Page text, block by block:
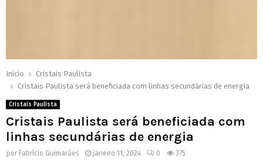
Inicio
Cristais Paulista
Cristais Paulista será beneficiada com linhas secundárias de energia
Cristais Paulista
Cristais Paulista será beneficiada com
linhas secundárias de energia
por Fabrício Guimarães janeiro 11, 2024 0 375